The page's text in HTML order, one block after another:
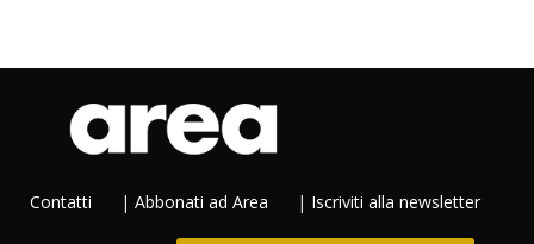
Contatti | Abbonati ad Area | Iscriviti alla newsletter